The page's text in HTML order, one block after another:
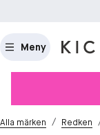
Meny
Alla märken / Redken